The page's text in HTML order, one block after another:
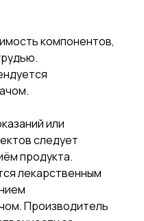
компонентов,
или
следует
продукта.
лекарственным
Производитель